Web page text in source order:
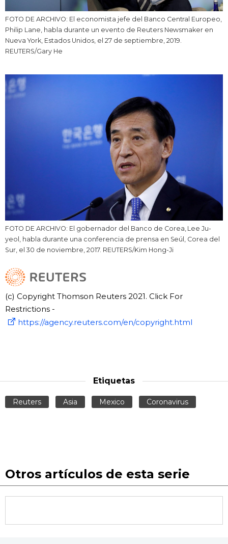
FOTO DE ARCHIVO: El economista jefe del Banco Central Europeo,
Philip Lane, habla durante un evento de Reuters Newsmaker en
Nueva York, Estados Unidos, el 27 de septiembre, 2019.
REUTERS/Gary He
FOTO DE ARCHIVO: El gobernador del Banco de Corea, Lee Ju-
yeol, habla durante una conferencia de prensa en Seúl, Corea del
Sur, el 30 de noviembre, 2017. REUTERS/Kim Hong-Ji
(c) Copyright Thomson Reuters 2021. Click For
Restrictions -
https://agency.reuters.com/en/copyright.html
Etiquetas
Reuters Asia Mexico Coronavirus
Otros artículos de esta serie